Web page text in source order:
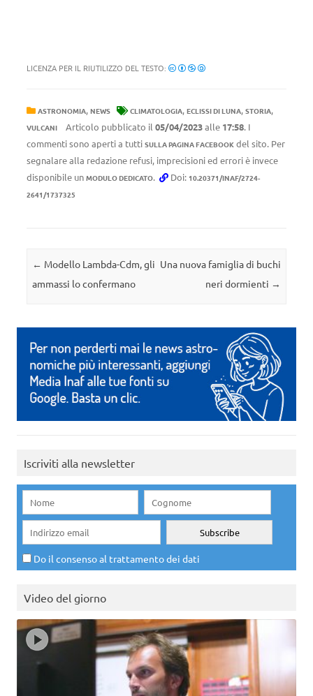
LICENZA PER IL RIUTILIZZO DEL TESTO:
ASTRONOMIA, NEWS CLIMATOLOGIA, ECLISSI DI LUNA, STORIA,
VULCANI Articolo pubblicato il 05/04/2023alle 17:58. I
commenti sono aperti a tutti SULLA PAGINA FACEBOOK del sito. Per
segnalare alla redazione refusi, imprecisioni ed errori è invece
disponibile un MODULO DEDICATO. Doi: 10.20371/INAF/2724-
2641/1737325
Navigazione articolo
← Modello Lambda-Cdm, gli
ammassi lo confermano
Una nuova famiglia di buchi
neri dormienti →
Iscriviti alla newsletter
Do il consenso al trattamento dei dati
Video del giorno